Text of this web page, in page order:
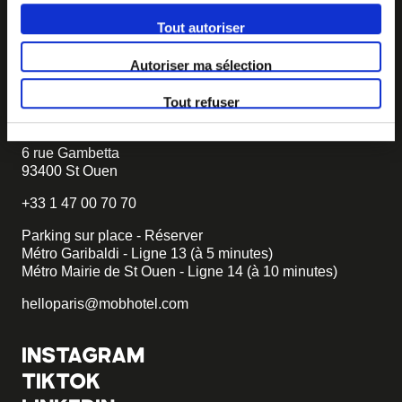
Tout autoriser
Autoriser ma sélection
Tout refuser
projet, nous vous dirons comment faire.
TROUVER MOB HOTEL
6 rue Gambetta
93400 St Ouen
+33 1 47 00 70 70
Parking sur place - Réserver
Métro Garibaldi - Ligne 13 (à 5 minutes)
Métro Mairie de St Ouen - Ligne 14 (à 10 minutes)
helloparis@mobhotel.com
INSTAGRAM
TIKTOK